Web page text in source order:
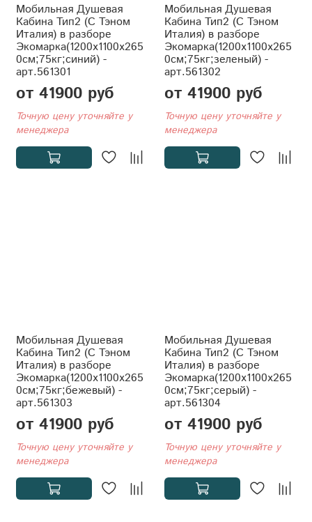
Мобильная Душевая
Кабина Тип2 (С Тэном
Италия) в разборе
Экомарка(1200x1100x265
0см;75кг;синий) -
арт.561301
от 41900 руб
Точную цену уточняйте у
менеджера
Мобильная Душевая
Кабина Тип2 (С Тэном
Италия) в разборе
Экомарка(1200x1100x265
0см;75кг;зеленый) -
арт.561302
от 41900 руб
Точную цену уточняйте у
менеджера
Мобильная Душевая
Кабина Тип2 (С Тэном
Италия) в разборе
Экомарка(1200x1100x265
0см;75кг;бежевый) -
арт.561303
от 41900 руб
Точную цену уточняйте у
менеджера
Мобильная Душевая
Кабина Тип2 (С Тэном
Италия) в разборе
Экомарка(1200x1100x265
0см;75кг;серый) -
арт.561304
от 41900 руб
Точную цену уточняйте у
менеджера